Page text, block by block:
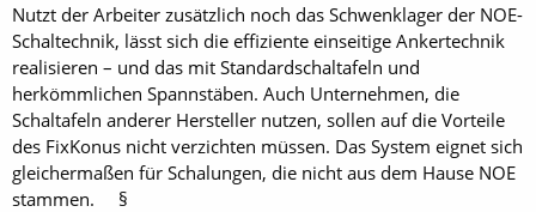
Nutzt der Arbeiter zusätzlich noch das Schwenklager der NOE-
Schaltechnik, lässt sich die effiziente einseitige Ankertechnik
realisieren – und das mit Standardschaltafeln und
herkömmlichen Spannstäben. Auch Unternehmen, die
Schaltafeln anderer Hersteller nutzen, sollen auf die Vorteile
des FixKonus nicht verzichten müssen. Das System eignet sich
gleichermaßen für Schalungen, die nicht aus dem Hause NOE
stammen. §